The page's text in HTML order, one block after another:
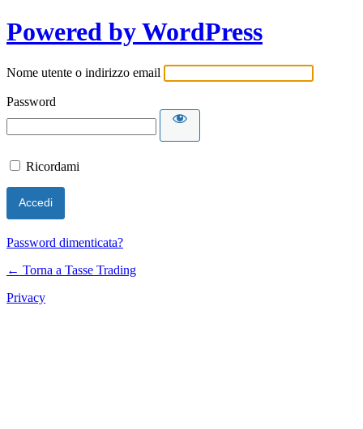
Powered by WordPress
Nome utente o indirizzo email
Password
Ricordami
Password dimenticata?
← Torna a Tasse Trading
Privacy